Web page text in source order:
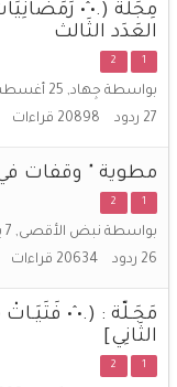
مِجَلّة (.•ˆ•
العَدَد الثَالث
1
2
بواسطة جِهاد, 25 أغسطس, 2009
27 ردود 20898 قراءات
مطوية " وقفات في
1
2
بواسطة نبض الأقصى, 7 يناير, 2008
26 ردود 20634 قراءات
مَجَـلّة : (.•ˆ•
الثَانِي]
1
2